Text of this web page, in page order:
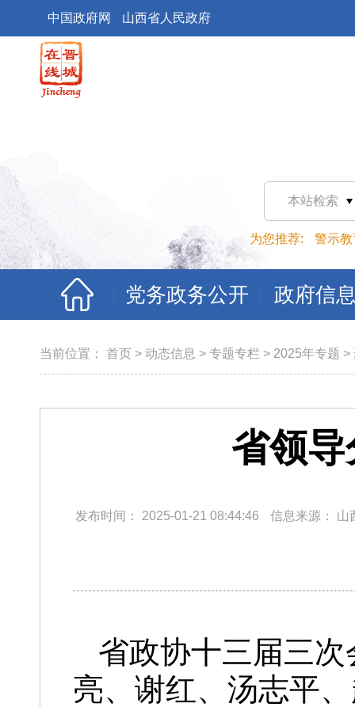
中国政府网 山西省人民政府
本站检索
为您推荐: 警示教
党务政务公开 政府信
当前位置： 首页 > 动态信息 > 专题专栏 > 2025年专题 >
省领
发布时间： 2025-01-21 08:44:46 信息来源： 山
省政协十三届三
亮、谢红、汤志平